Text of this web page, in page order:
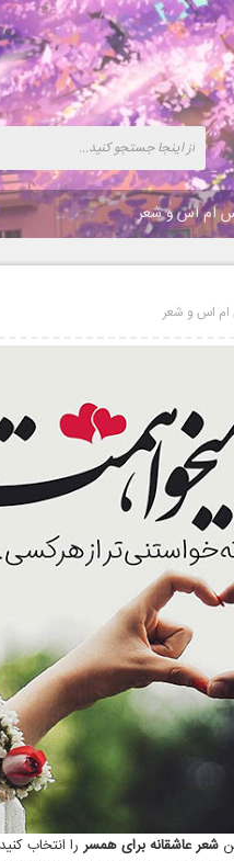
ام اس و شعر
اس و شعر
شعر عاشقانه برای همسر را انتخاب